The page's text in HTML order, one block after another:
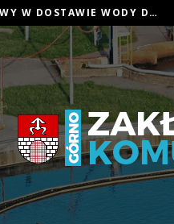
OGŁOSZENIE – MOŻLIWE PRZERWY W DOSTAWIE WODY DNIA 16.07.26R W MIEJSCOWOŚCI BĘCZKÓW